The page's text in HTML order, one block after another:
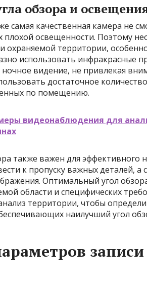
обзора и
самая качественная камера не
плохой освещенности. Поэтому
охраняемой территории,
использовать инфракрасные
видение, не привлекая
достаточное
по помещению.
видеонаблюдения для
также важен для эффективного
к пропуску важных деталей,
Оптимальный угол
области и специфических
территории, чтобы
наилучший угол